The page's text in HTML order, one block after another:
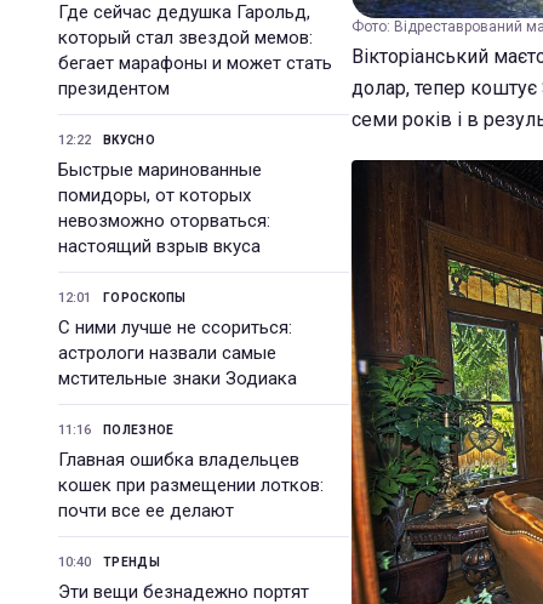
Где сейчас дедушка Гарольд,
который стал звездой мемов:
бегает марафоны и может стать
президентом
12:22 ВКУСНО
Быстрые маринованные
помидоры, от которых
невозможно оторваться:
настоящий взрыв вкуса
12:01 ГОРОСКОПЫ
С ними лучше не ссориться:
астрологи назвали самые
мстительные знаки Зодиака
11:16 ПОЛЕЗНОЕ
Главная ошибка владельцев
кошек при размещении лотков:
почти все ее делают
10:40 ТРЕНДЫ
Эти вещи безнадежно портят
Фото: Відреставрований
Вікторіанський
долар, тепер
семи років і в